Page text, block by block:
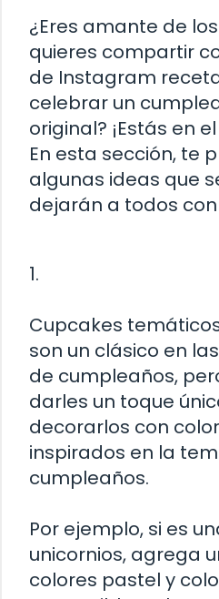
¿Eres amante de
quieres compartir
de Instagram
celebrar un
original? ¡Estás en
En esta sección, te
algunas ideas que
dejarán a todos
1.
Cupcakes
son un clásico en
de cumpleaños,
darles un toque
decorarlos con
inspirados en la
cumpleaños.
Por ejemplo, si es
unicornios, agrega
colores pastel y